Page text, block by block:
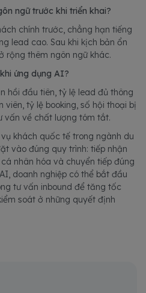
ngữ trước khi triển khai?
chính trước, chẳng hạn tiếng
lead cao. Sau khi kịch bản ổn
rộng thêm ngôn ngữ khác.
ứng dụng AI?
hồi đầu tiên, tỷ lệ lead đủ thông
viên, tỷ lệ booking, số hội thoại bị
vấn về chất lượng tóm tắt.
khách quốc tế trong ngành du
vào đúng quy trình: tiếp nhận
nhân hóa và chuyển tiếp đúng
doanh nghiệp có thể bắt đầu
tư vấn inbound để tăng tốc
soát ở những quyết định